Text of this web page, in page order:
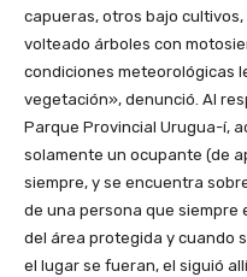
capueras, otros bajo
volteado árboles con
condiciones meteorológicas
vegetación», denunció. Al
Parque Provincial Urugua-í,
solamente un ocupante (de
siempre, y se encuentra
de una persona que siempre
del área protegida y cuando
el lugar se fueran, el siguió